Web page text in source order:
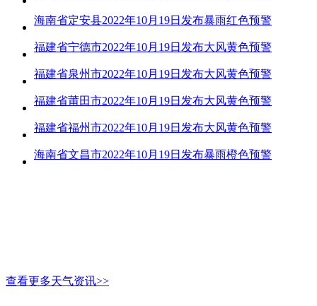
海南省定安县2022年10月19日发布暴雨红色预警
福建省宁德市2022年10月19日发布大风黄色预警
福建省泉州市2022年10月19日发布大风黄色预警
福建省莆田市2022年10月19日发布大风黄色预警
福建省福州市2022年10月19日发布大风黄色预警
海南省文昌市2022年10月19日发布暴雨橙色预警
查看更多天气资讯>>